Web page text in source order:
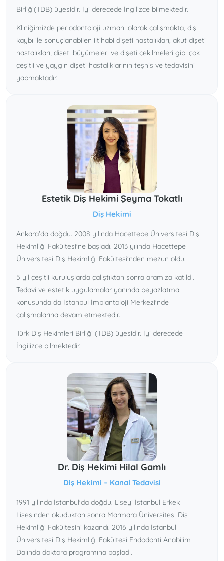
Birliği(TDB) üyesidir. İyi derecede İngilizce bilmektedir.
Kliniğimizde periodontoloji uzmanı olarak çalışmakta, diş
kaybı ile sonuçlanabilen iltihabi dişeti hastalıkları, akut dişeti
hastalıkları, dişeti büyümeleri ve dişeti çekilmeleri gibi çok
çeşitli ve yaygın dişeti hastalıklarının teşhis ve tedavisini
yapmaktadır.
Estetik Diş Hekimi Şeyma Tokatlı
Diş Hekimi
Ankara'da doğdu. 2008 yılında Hacettepe Üniversitesi Diş
Hekimliği Fakültesi'ne başladı. 2013 yılında Hacettepe
Üniversitesi Diş Hekimliği Fakültesi'nden mezun oldu.
5 yıl çeşitli kuruluşlarda çalıştıktan sonra aramıza katıldı.
Tedavi ve estetik uygulamalar yanında beyazlatma
konusunda da İstanbul İmplantoloji Merkezi'nde
çalışmalarına devam etmektedir.
Türk Diş Hekimleri Birliği (TDB) üyesidir. İyi derecede
İngilizce bilmektedir.
Dr. Diş Hekimi Hilal Gamlı
Diş Hekimi – Kanal Tedavisi
1991 yılında İstanbul'da doğdu. Liseyi İstanbul Erkek
Lisesinden okuduktan sonra Marmara Üniversitesi Diş
Hekimliği Fakültesini kazandı. 2016 yılında İstanbul
Üniversitesi Diş Hekimliği Fakültesi Endodonti Anabilim
Dalında doktora programına başladı.